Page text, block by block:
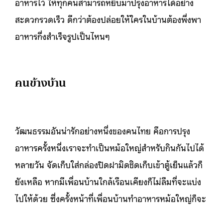
สะดวกรวดเร็ว ดีกว่าต้องปล่อยให้ใครในบ้านต้องพึ่งพา
อาหารกึ่งสำเร็จรูปเป็นไหนๆ
คนข้างบ้าน
วัฒนธรรมอันน่ารักอย่างหนึ่งของคนไทย คือการปรุง
อาหารครั้งหนึ่งเราจะทำเป็นหม้อใหญ่สำหรับกินกันไปได้
หลายวัน จัดเก็บใส่กล่องปิดฝามิดชิดเก็บเข้าตู้เย็นแล้วก็
ยังเหลือ หากมีเพื่อนบ้านใกล้เรือนเคียงก็ไม่ลืมที่จะแบ่ง
ไปให้ด้วย ซึ่งครั้งหน้าที่เพื่อนบ้านทำอาหารหม้อใหญ่ก็จะ